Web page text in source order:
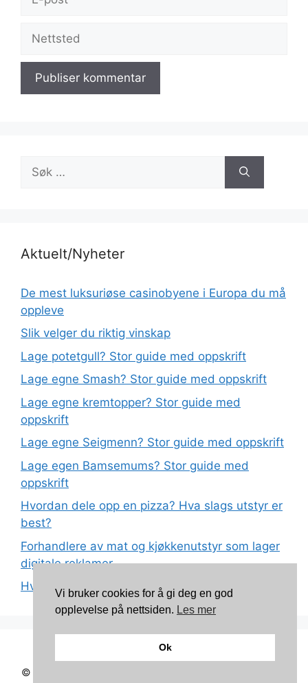
post
etter:
Aktuelt/Nyheter
De mest luksuriøse casinobyene i Europa du må
oppleve
Slik velger du riktig vinskap
Lage potetgull? Stor guide med oppskrift
Lage egne Smash? Stor guide med oppskrift
Lage egne kremtopper? Stor guide med
oppskrift
Lage egne Seigmenn? Stor guide med oppskrift
Lage egen Bamsemums? Stor guide med
oppskrift
Hvordan dele opp en pizza? Hva slags utstyr er
best?
Forhandlere av mat og kjøkkenutstyr som lager
digitale reklamer
Hva betyr det at plast har matkvalitet?
Kontakt: torunnbeategjerven@gmail.com
© 2026 Mine oppskrifter
Vi bruker cookies for å gi deg en god
opplevelse på nettsiden. Les mer
Ok